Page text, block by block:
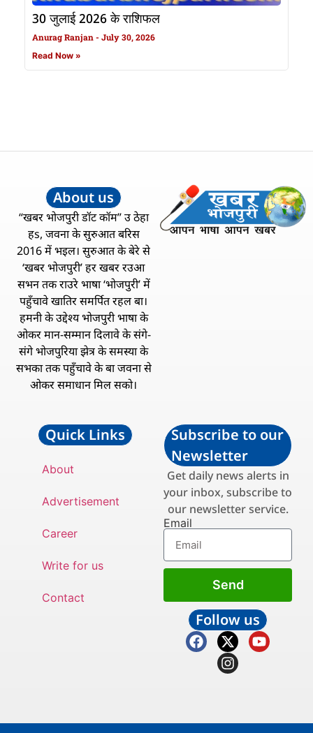
30 जुलाई 2026 के राशिफल
Anurag Ranjan July 30, 2026
Read Now »
About us
“खबर भोजपुरी डॉट कॉम” उ ठेहा
हs, जवना के सुरुआत बरिस
2016 में भइल। सुरुआत के बेरे से
‘खबर भोजपुरी’ हर खबर रउआ
सभन तक राउरे भाषा ‘भोजपुरी’ में
पहुँचावे खातिर समर्पित रहल बा।
हमनी के उद्देश्य भोजपुरी भाषा के
ओकर मान-सम्मान दिलावे के संगे-
संगे भोजपुरिया झेत्र के समस्या के
सभका तक पहुँचावे के बा जवना से
ओकर समाधान मिल सको।
Quick Links
About
Advertisement
Career
Write for us
Contact
Subscribe to our
Newsletter
Get daily news alerts in
your inbox, subscribe to
our newsletter service.
Email
Send
Follow us